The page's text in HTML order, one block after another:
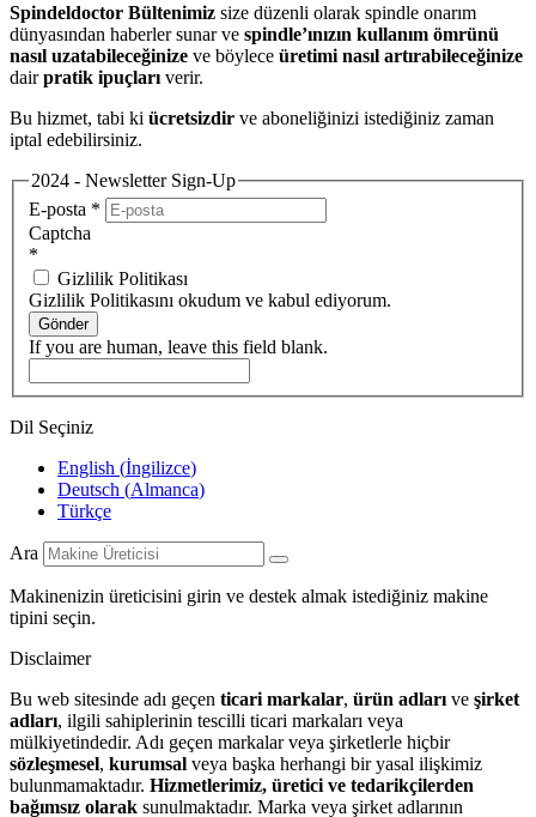
Spindeldoctor Bültenimiz size düzenli olarak spindle onarım
dünyasından haberler sunar ve spindle’ınızın kullanım ömrünü
nasıl uzatabileceğinize ve böylece üretimi nasıl artırabileceğinize
dairpratik ipuçları verir.
Bu hizmet, tabi ki ücretsizdir ve aboneliğinizi istediğiniz zaman
iptal edebilirsiniz.
2024 - Newsletter Sign-Up
E-posta *
Captcha
*
Gizlilik Politikası
Gizlilik Politikasını okudum ve kabul ediyorum.
Gönder
If you are human, leave this field blank.
Dil Seçiniz
English (İngilizce)
Deutsch (Almanca)
Türkçe
Ara
Makinenizin üreticisini girin ve destek almak istediğiniz makine
tipini seçin.
Disclaimer
Bu web sitesinde adı geçen ticari markalar, ürün adları ve şirket
adları, ilgili sahiplerinin tescilli ticari markaları veya
mülkiyetindedir. Adı geçen markalar veya şirketlerle hiçbir
sözleşmesel, kurumsal veya başka herhangi bir yasal ilişkimiz
bulunmamaktadır. Hizmetlerimiz, üretici ve tedarikçilerden
bağımsız olarak sunulmaktadır. Marka veya şirket adlarının